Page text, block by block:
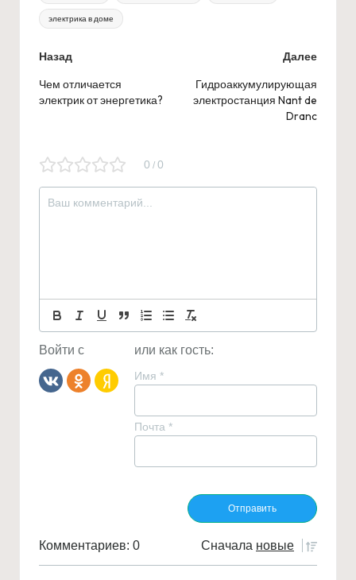
электрика в доме
Навигация
по
записям
Назад
Чем отличается
электрик от энергетика?
Далее
Гидроаккумулирующая
электростанция Nant de
Dranc
0 / 0
Войти с или как гость:
Имя *
Почта *
Комментариев: 0 Сначала новые